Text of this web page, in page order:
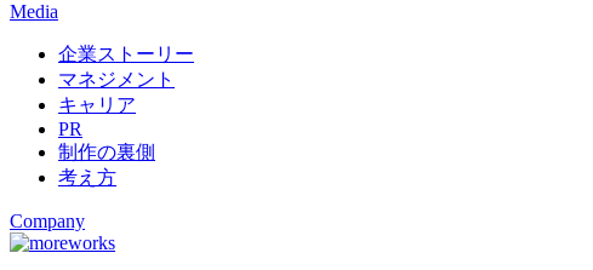
Media
企業ストーリー
マネジメント
キャリア
PR
制作の裏側
考え方
Company